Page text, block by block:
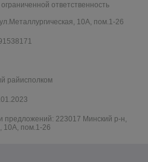
ответственность
10А, пом.1-26
райисполком
предложений: 223017 Минский р-н,
10А, пом.1-26